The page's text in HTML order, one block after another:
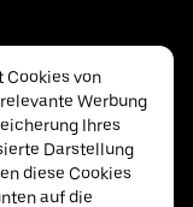
Cookies von
Werbung
Ihres
Darstellung
diese Cookies
auf die